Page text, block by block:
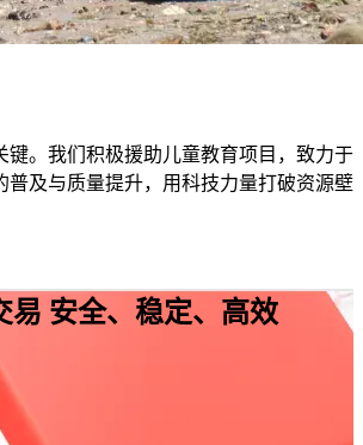
键。我们积极援助儿童教育项目，致力于
普及与质量提升，用科技力量打破资源壁
易 安全、稳定、高效